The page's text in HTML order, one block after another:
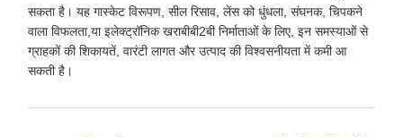
सकता है। यह गास्केट विरूपण, सील रिसाव, लेंस को धुंधला, संघनक, चिपकने
वाला विफलता,या इलेक्ट्रॉनिक खराबीबी2बी निर्माताओं के लिए, इन समस्याओं से
ग्राहकों की शिकायतें, वारंटी लागत और उत्पाद की विश्वसनीयता में कमी आ
सकती है।